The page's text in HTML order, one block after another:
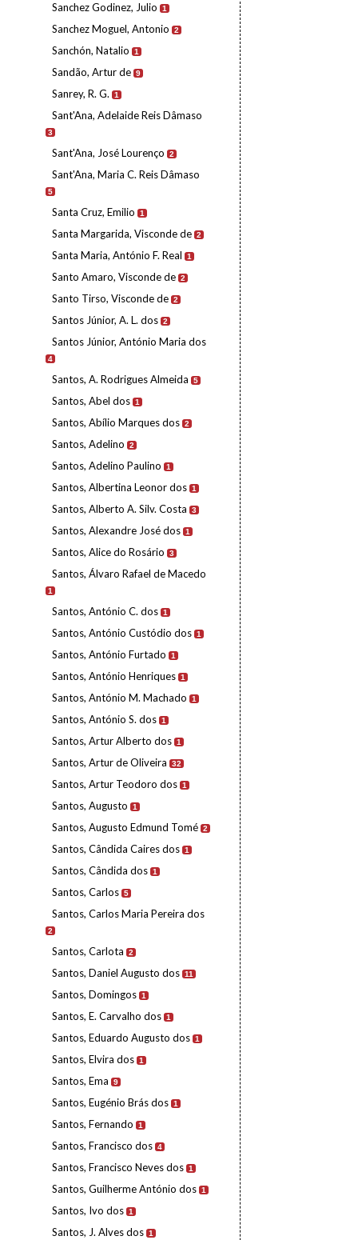
Sanchez Godinez, Julio 1
Sanchez Moguel, Antonio 2
Sanchón, Natalio 1
Sandão, Artur de 9
Sanrey, R. G. 1
Sant'Ana, Adelaide Reis Dâmaso
3
Sant'Ana, José Lourenço 2
Sant'Ana, Maria C. Reis Dâmaso
5
Santa Cruz, Emilio 1
Santa Margarida, Visconde de 2
Santa Maria, António F. Real 1
Santo Amaro, Visconde de 2
Santo Tirso, Visconde de 2
Santos Júnior, A. L. dos 2
Santos Júnior, António Maria dos
4
Santos, A. Rodrigues Almeida 5
Santos, Abel dos 1
Santos, Abílio Marques dos 2
Santos, Adelino 2
Santos, Adelino Paulino 1
Santos, Albertina Leonor dos 1
Santos, Alberto A. Silv. Costa 3
Santos, Alexandre José dos 1
Santos, Alice do Rosário 3
Santos, Álvaro Rafael de Macedo
1
Santos, António C. dos 1
Santos, António Custódio dos 1
Santos, António Furtado 1
Santos, António Henriques 1
Santos, António M. Machado 1
Santos, António S. dos 1
Santos, Artur Alberto dos 1
Santos, Artur de Oliveira 32
Santos, Artur Teodoro dos 1
Santos, Augusto 1
Santos, Augusto Edmund Tomé 2
Santos, Cândida Caires dos 1
Santos, Cândida dos 1
Santos, Carlos 5
Santos, Carlos Maria Pereira dos
2
Santos, Carlota 2
Santos, Daniel Augusto dos 11
Santos, Domingos 1
Santos, E. Carvalho dos 1
Santos, Eduardo Augusto dos 1
Santos, Elvira dos 1
Santos, Ema 9
Santos, Eugénio Brás dos 1
Santos, Fernando 1
Santos, Francisco dos 4
Santos, Francisco Neves dos 1
Santos, Guilherme António dos 1
Santos, Ivo dos 1
Santos, J. Alves dos 1